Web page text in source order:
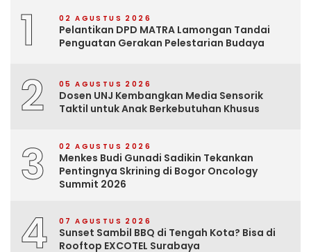
1 02 AGUSTUS 2026
Pelantikan DPD MATRA Lamongan Tandai
Penguatan Gerakan Pelestarian Budaya
2 05 AGUSTUS 2026
Dosen UNJ Kembangkan Media Sensorik
Taktil untuk Anak Berkebutuhan Khusus
3 02 AGUSTUS 2026
Menkes Budi Gunadi Sadikin Tekankan
Pentingnya Skrining di Bogor Oncology
Summit 2026
4 07 AGUSTUS 2026
Sunset Sambil BBQ di Tengah Kota? Bisa di
Rooftop EXCOTEL Surabaya